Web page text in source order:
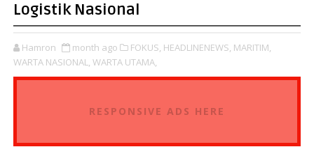
Logistik Nasional
Hamron month ago FOKUS, HEADLINENEWS, MARITIM,
WARTA NASIONAL, WARTA UTAMA,
RESPONSIVE ADS HERE